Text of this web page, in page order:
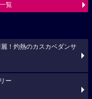
覧
！灼熱のカスカベダンサ
ー